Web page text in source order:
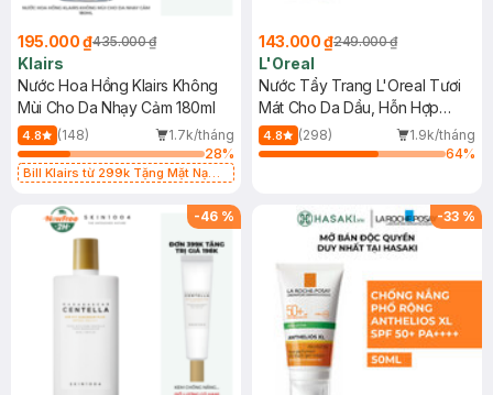
195.000 ₫435.000 ₫
Klairs
Nước Hoa Hồng Klairs Không
Mùi Cho Da Nhạy Cảm 180ml
4.8 (148)
1.7k/tháng
28%
Bill Klairs từ 299k Tặng Mặt Nạ
25ml (SL Có Hạn)
143.000 ₫249.000 ₫
L'Oreal
Nước Tẩy Trang L'Oreal Tươi
Mát Cho Da Dầu, Hỗn Hợp
400ml
4.8 (298)
1.9k/tháng
64%
-46 % -33 %